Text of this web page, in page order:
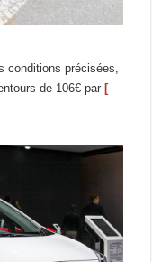
conditions précisées,
de 106€ par [